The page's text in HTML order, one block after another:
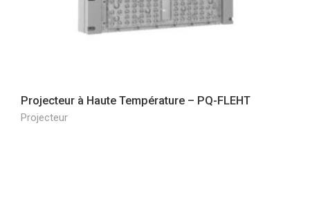
Projecteur à Haute Température – PQ-FLEHT
Projecteur